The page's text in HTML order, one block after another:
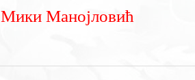
Мики Манојловић